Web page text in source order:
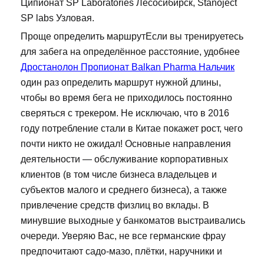
Ципионат SP Laboratories Лесосибирск, Stanoject
SP labs Узловая.
Проще определить маршрутЕсли вы тренируетесь
для забега на определённое расстояние, удобнее
Дростанолон Пропионат Balkan Pharma Нальчик
один раз определить маршрут нужной длины,
чтобы во время бега не приходилось постоянно
сверяться с трекером. Не исключаю, что в 2016
году потребление стали в Китае покажет рост, чего
почти никто не ожидал! Основные направления
деятельности — обслуживание корпоративных
клиентов (в том числе бизнеса владельцев и
субъектов малого и среднего бизнеса), а также
привлечение средств физлиц во вклады. В
минувшие выходные у банкоматов выстраивались
очереди. Уверяю Вас, не все германские фрау
предпочитают садо-мазо, плётки, наручники и